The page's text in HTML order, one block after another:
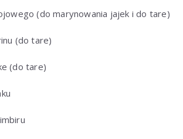
(do marynowania jajek i do tare)
(do tare)
(do tare)